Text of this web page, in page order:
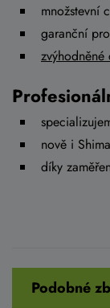
množstevní
garanční
zvýhodněné
nově i
díky
Podobné